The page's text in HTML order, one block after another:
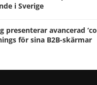
i Sverige
presenterar avancerad
för sina B2B-skärmar